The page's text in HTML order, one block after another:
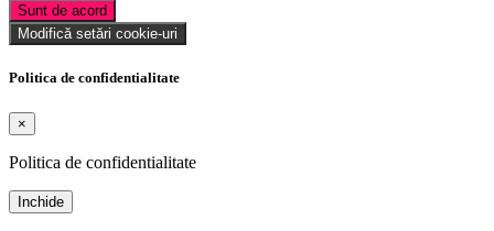
Sunt de acord
Modifică setări cookie-uri
Politica de confidentialitate
×
Politica de confidentialitate
Inchide